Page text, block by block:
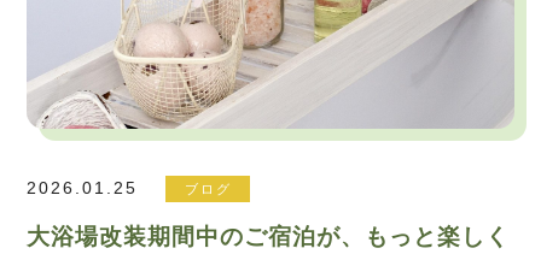
2026.01.25 ブログ
大浴場改装期間中のご宿泊が、もっと楽しく